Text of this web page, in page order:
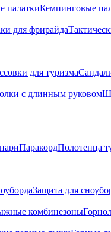
палаткиКемпинговые
для фрирайда
для туризма
с длинным руковом
ПаракордПолотенца
Защита для
комбинезоны